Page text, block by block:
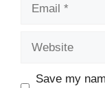
Save my